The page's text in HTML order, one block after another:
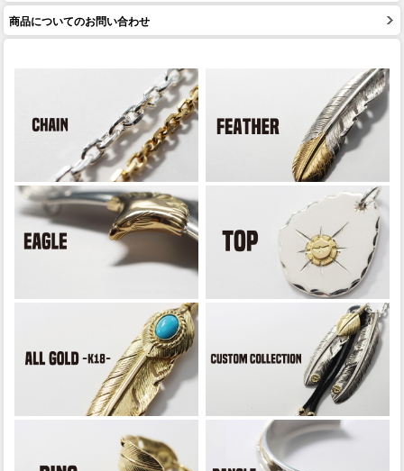
商品についてのお問い合わせ